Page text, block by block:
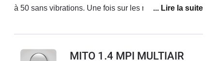
à 50 sans vibrations. Une fois sur les routes de
voiture est imaginée pour cela. Tenue de route
vrai plaisir de conduite. Sur l'autoroute, bien sûr, elle
MITO 1.4 MPI MULTIAIR